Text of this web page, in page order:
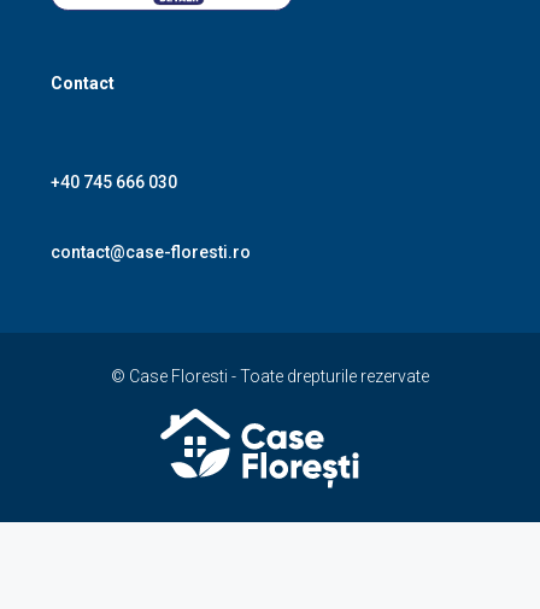
Contact
+40 745 666 030
contact@case-floresti.ro
© Case Floresti - Toate drepturile rezervate